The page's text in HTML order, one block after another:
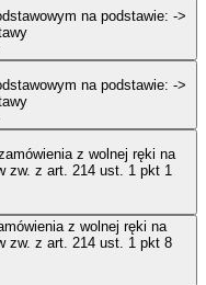
na podstawie: ->
na podstawie: ->
z wolnej ręki na
zw. z art. 214 ust. 1 pkt 1
z wolnej ręki na
zw. z art. 214 ust. 1 pkt 8